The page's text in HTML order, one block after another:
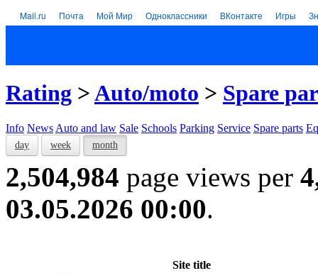
Mail.ru Почта Мой Мир Одноклассники ВКонтакте Игры
Rating >Auto/moto > Spare
Info News Auto and law Sale Schools Parking Service Spare parts
day week month
2,504,984 page views per
03.05.2026 00:00.
Site title